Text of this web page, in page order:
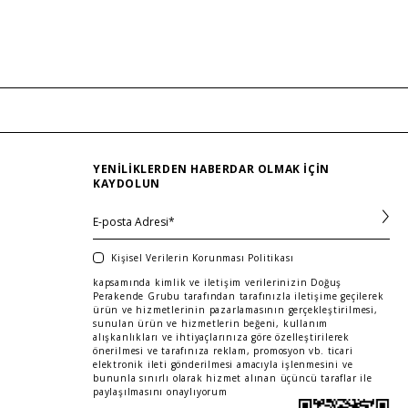
YENILIKLERDEN HABERDAR OLMAK IÇIN
KAYDOLUN
Kişisel Verilerin Korunması Politikası
kapsamında kimlik ve iletişim verilerinizin Doğuş
Perakende Grubu tarafından tarafınızla iletişime geçilerek
ürün ve hizmetlerinin pazarlamasının gerçekleştirilmesi,
sunulan ürün ve hizmetlerin beğeni, kullanım
alışkanlıkları ve ihtiyaçlarınıza göre özelleştirilerek
önerilmesi ve tarafınıza reklam, promosyon vb. ticari
elektronik ileti gönderilmesi amacıyla işlenmesini ve
bununla sınırlı olarak hizmet alınan üçüncü taraflar ile
paylaşılmasını onaylıyorum